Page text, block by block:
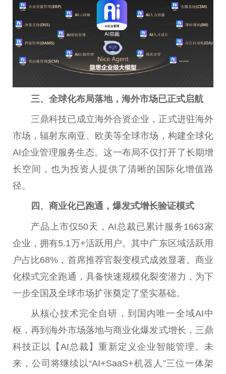
三、全球化布局落地，海外市场已正式启航
三鼎科技已成立海外合资企业，正式进驻海外
市场，辐射东南亚、欧美等全球市场，构建全球化
AI企业管理服务生态。这一布局不仅打开了长期增
长空间，也为投资 人提供了清晰的国际化增值路
径。
四、商业化已跑通，爆发式增长验证模式
产品上市仅50天，AI总 裁已累计服务1663家
企业，拥有5.1万+活跃用户。其中广东区域活跃用
户占比68%，首席推荐官裂变模式成效显著。商业
化模式完全跑通，具备快速规模化裂变潜力，为下
一步全国及全球市场扩张奠定了坚实基础。
从核心技术完全自研，到国内唯一全域AI中
枢，再到海外市场落地与商业化爆发式增长，三鼎
科技正以【AI总 裁】重新定义企业智能管理。未
来，公司将继续以“AI+SaaS+机器人”三位一体架